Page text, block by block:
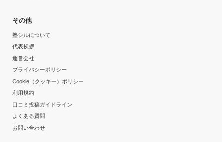
その他
塾シルについて
代表挨拶
運営会社
プライバシーポリシー
Cookie（クッキー）ポリシー
利用規約
口コミ投稿ガイドライン
よくある質問
お問い合わせ